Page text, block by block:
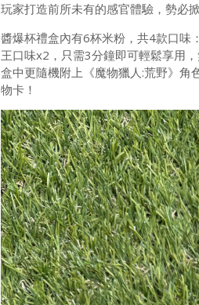
玩家打造前所未有的感官體驗，勢必
醬爆杯禮盒內有6杯米粉，共4款口味
王口味x2，只需3分鐘即可輕鬆享用
盒中更隨機附上《魔物獵人:荒野》角
物卡！